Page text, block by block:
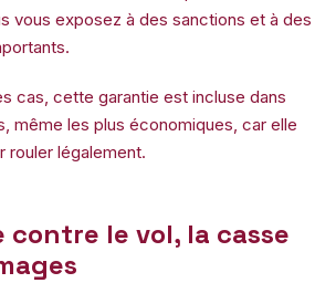
vous exposez à des sanctions et à des
cas, cette garantie est incluse dans
même les plus économiques, car elle
rouler légalement.
contre le vol, la casse